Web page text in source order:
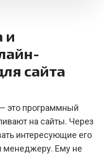
и
сайта
это программный
на сайты. Через
интересующие его
менеджеру. Ему не